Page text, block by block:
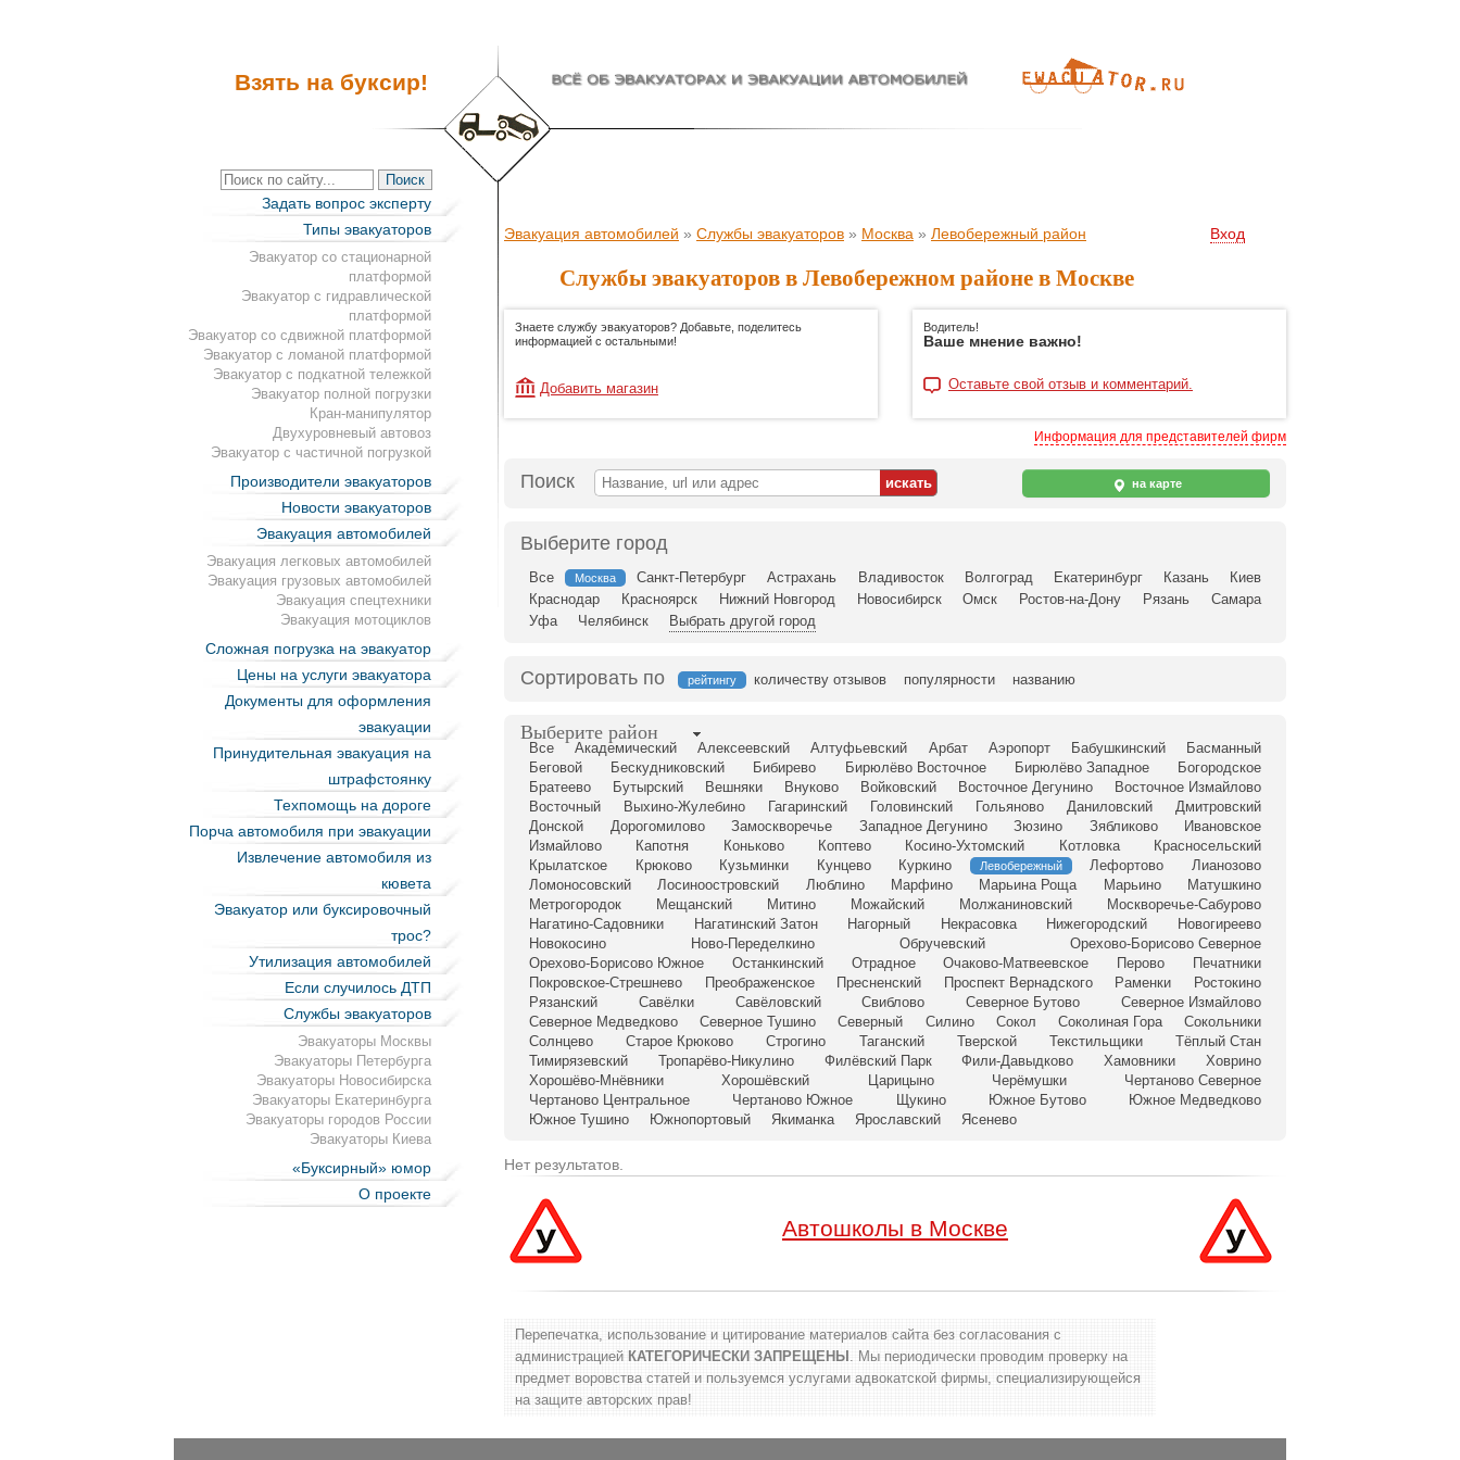
Взять на буксир!
Задать вопрос эксперту
Типы эвакуаторов
Эвакуатор со стационарной
платформой
Эвакуатор с гидравлической
платформой
Эвакуатор со сдвижной платформой
Эвакуатор с ломаной платформой
Эвакуатор с подкатной тележкой
Эвакуатор полной погрузки
Кран-манипулятор
Двухуровневый автовоз
Эвакуатор с частичной погрузкой
Производители эвакуаторов
Новости эвакуаторов
Эвакуация автомобилей
Эвакуация легковых автомобилей
Эвакуация грузовых автомобилей
Эвакуация спецтехники
Эвакуация мотоциклов
Сложная погрузка на эвакуатор
Цены на услуги эвакуатора
Документы для оформления
эвакуации
Принудительная эвакуация на
штрафстоянку
Техпомощь на дороге
Порча автомобиля при эвакуации
Извлечение автомобиля из
кювета
Эвакуатор или буксировочный
трос?
Утилизация автомобилей
Если случилось ДТП
Службы эвакуаторов
Эвакуаторы Москвы
Эвакуаторы Петербурга
Эвакуаторы Новосибирска
Эвакуаторы Екатеринбурга
Эвакуаторы городов России
Эвакуаторы Киева
«Буксирный» юмор
О проекте
Эвакуация автомобилей » Службы эвакуаторов » Москва » Левобережный район Вход
Службы эвакуаторов в Левобережном районе в Москве
Знаете службу эвакуаторов? Добавьте, поделитесь
информацией с остальными!
Добавить магазин
Водитель!
Ваше мнение важно!
Оставьте свой отзыв и комментарий.
Информация для представителей фирм
Поиск на карте
Выберите город
Все Москва Санкт-Петербург Астрахань Владивосток Волгоград Екатеринбург Казань
Киев
Краснодар
Красноярск Нижний Новгород Новосибирск Омск Ростов-на-Дону Рязань
Самара
Уфа
Челябинск Выбрать другой город
Сортировать по рейтингу количеству отзывов популярности названию
Выберите район
Все Академический Алексеевский Алтуфьевский Арбат Аэропорт Бабушкинский
Басманный
Беговой
Бескудниковский Бибирево Бирюлёво Восточное Бирюлёво Западное
Богородское
Братеево
Бутырский Вешняки Внуково Войковский Восточное Дегунино
Восточное Измайлово
Восточный
Выхино-Жулебино Гагаринский Головинский Гольяново Даниловский
Дмитровский
Донской
Дорогомилово Замоскворечье Западное Дегунино Зюзино Зябликово
Ивановское
Измайлово
Капотня Коньково Коптево Косино-Ухтомский Котловка
Красносельский
Крылатское
Крюково Кузьминки Кунцево Куркино Левобережный Лефортово
Лианозово
Ломоносовский
Лосиноостровский Люблино Марфино Марьина Роща Марьино
Матушкино
Метрогородок
Мещанский Митино Можайский Молжаниновский
Москворечье-Сабурово
Нагатино-Садовники
Нагатинский Затон Нагорный Некрасовка Нижегородский
Новогиреево
Новокосино
Ново-Переделкино Обручевский
Орехово-Борисово Северное
Орехово-Борисово Южное
Останкинский Отрадное Очаково-Матвеевское Перово
Печатники
Покровское-Стрешнево
Преображенское Пресненский Проспект Вернадского Раменки
Ростокино
Рязанский
Савёлки Савёловский Свиблово Северное Бутово
Северное Измайлово
Северное Медведково
Северное Тушино Северный Силино Сокол Соколиная Гора
Сокольники
Солнцево
Старое Крюково Строгино Таганский Тверской Текстильщики
Тёплый Стан
Тимирязевский
Тропарёво-Никулино Филёвский Парк Фили-Давыдково Хамовники
Ховрино
Хорошёво-Мнёвники
Хорошёвский Царицыно Черёмушки
Чертаново Северное
Чертаново Центральное
Чертаново Южное Щукино Южное Бутово
Южное Медведково
Южное Тушино
Южнопортовый Якиманка Ярославский Ясенево
Нет результатов.
Автошколы в Москве
Перепечатка, использование и цитирование материалов сайта без согласования с
администрацией КАТЕГОРИЧЕСКИ ЗАПРЕЩЕНЫ . Мы периодически проводим проверку на
предмет воровства статей и пользуемся услугами адвокатской фирмы, специализирующейся
на защите авторских прав!